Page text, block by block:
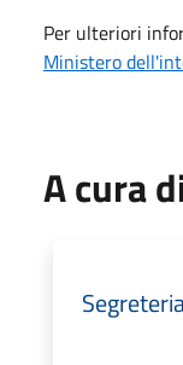
Per ulteriori
Ministero
A cura